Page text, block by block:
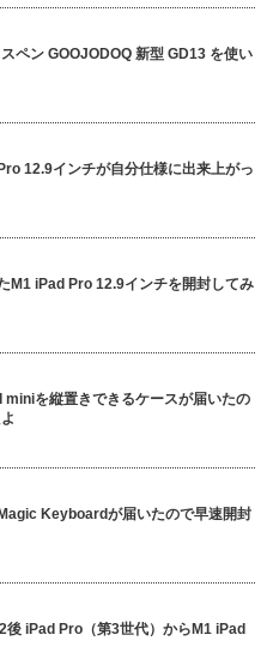
ペン GOOJODOQ 新型 GD13 を使い
12.9インチが自分仕様に出来上がっ
M1 iPad Pro 12.9インチを開封してみ
を縦置きできるケースが届いたの
Keyboardが届いたので早速開封
後 iPad Pro（第3世代）からM1 iPad